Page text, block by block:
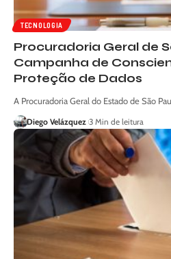
TECNOLOGIA
Procuradoria Geral de
Campanha de
Proteção de Dados
A Procuradoria Geral do Estado de São
Diego Velázquez 3 Min de leitura